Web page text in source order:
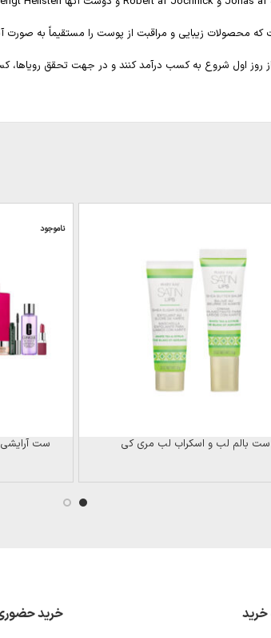
محصولات زیبایی و مراقبت از پوست را مستقیماً به صورت
روز اول شروع به کسب درآمد کنند و در جهت تحقق رویاها،
ست بالم لب و اسکراب لب مری کی
ناموجود
خرید خرید